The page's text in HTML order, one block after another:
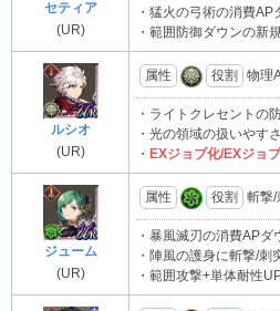
セティア
(UR)
・猛火の弓術の消費
・範囲防御ダウンの新
ルシオ
(UR)
属性 役割 物理
・ライトクレセントの
・光の領域の扱いやす
・ EXジョブ化/EXジョ
ジューム
(UR)
属性 役割 斬撃/
・暴風滅刃の消費AP
・陣風の護身に斬撃/刺
・範囲攻撃+単体耐性